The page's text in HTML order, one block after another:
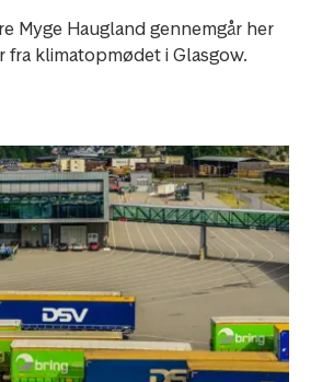
Myge Haugland gennemgår her
fra klimatopmødet i Glasgow.